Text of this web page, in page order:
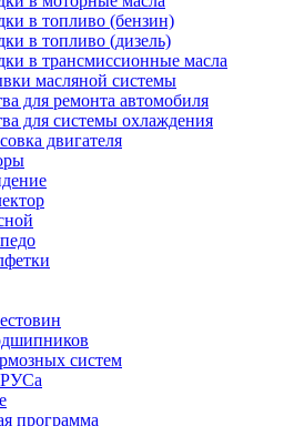
в топливо (бензин)
в топливо (дизель)
в трансмиссионные масла
масляной системы
для ремонта автомобиля
для системы охлаждения
двигателя
систем
программа